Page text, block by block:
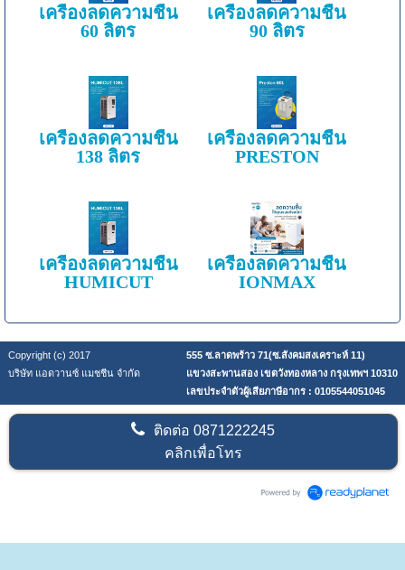
เครื่องลดความชื้น
60 ลิตร
เครื่องลดความชื้น
90 ลิตร
เครื่องลดความชื้น
138 ลิตร
เครื่องลดความชื้น
PRESTON
เครื่องลดความชื้น
HUMICUT
เครื่องลดความชื้น
IONMAX
Copyright (c) 2017
555 ซ.ลาดพร้าว 71(ซ.สังคมสงเคราะห์ 11)
บริษัท แอดวานซ์ แมชชีน จำกัด
แขวงสะพานสอง เขตวังทองหลาง กรุงเทพฯ 10310
เลขประจำตัวผู้เสียภาษีอากร : 0105544051045
ติดต่อ0871222245
คลิกเพื่อโทร